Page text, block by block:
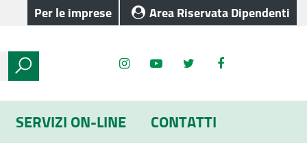
Per le imprese Area Riservata Dipendenti
SERVIZI ON-LINE CONTATTI